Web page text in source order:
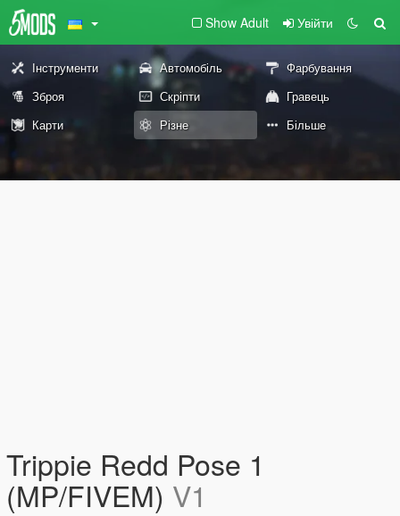
Show Adult Увійти
Інструменти Автомобіль
Фарбування
Зброя
Скріпти
Гравець
Карти
Різне Більше
Trippie Redd Pose 1
(MP/FIVEM) V1